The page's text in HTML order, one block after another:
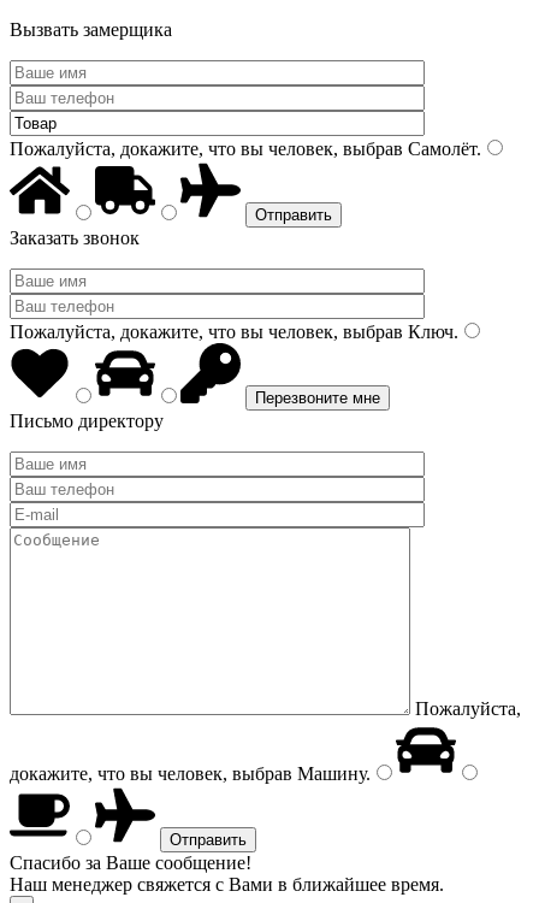
Вызвать замерщика
Пожалуйста, докажите, что вы человек, выбрав Самолёт.
Заказать звонок
Пожалуйста, докажите, что вы человек, выбрав Ключ.
Письмо директору
Пожалуйста,
докажите, что вы человек, выбрав Машину.
Спасибо за Ваше сообщение!
Наш менеджер свяжется с Вами в ближайшее время.